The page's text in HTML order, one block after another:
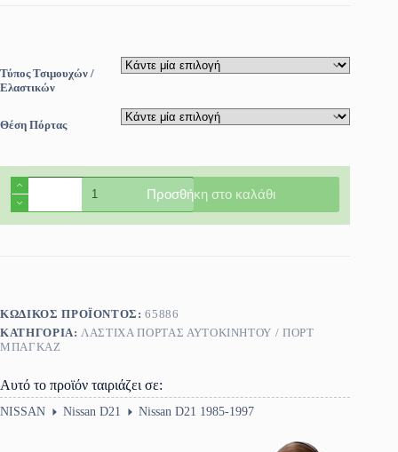
Τύπος Τσιμουχών /
Ελαστικών
Θέση Πόρτας
Τσιμούχες
παραθύρων
αυτοκινήτου
Nissan
Προσθήκη στο καλάθι
ΚΩΔΙΚΌΣ ΠΡΟΪΌΝΤΟΣ:65886
ΚΑΤΗΓΟΡΊΑ: ΛΆΣΤΙΧΑ ΠΌΡΤΑΣ ΑΥΤΟΚΙΝΉΤΟΥ / ΠΟΡΤ
ΜΠΑΓΚΑΖ
Αυτό το προϊόν ταιριάζει σε:
NISSAN Nissan D21 Nissan D21 1985-1997